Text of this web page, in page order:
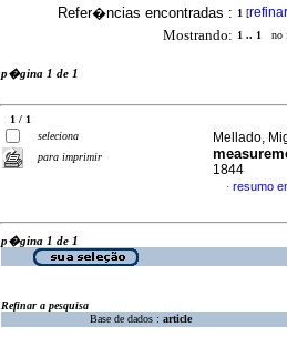
Refer�ncias encontradas : 1 [refinar
Mostrando: 1 .. 1 no
p�gina 1 de 1
1 / 1
seleciona
para imprimir
Mellado,
1844
· resumo
p�gina 1 de 1
Refinar a pesquisa
Base de dados : article